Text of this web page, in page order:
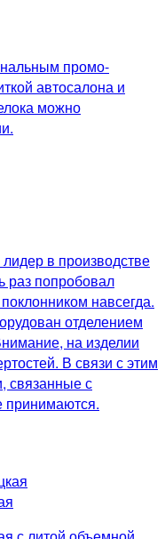
промо-
автосалона и
можно
в производстве
раз попробовал
навсегда.
отделением
на изделии
В связи с этим
связанные с
принимаются.